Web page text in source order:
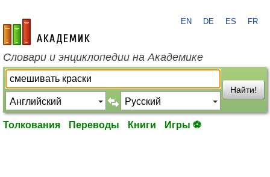
academic.ru
EN DE ES FR
Словари и энциклопедии на Академике
Найти!
Толкования Переводы Книги Игры ⚽